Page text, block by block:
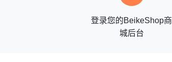
登录您的BeikeShop商
城后台